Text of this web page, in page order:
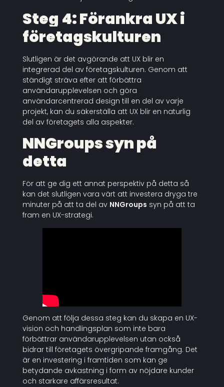
Steg 4: Förankra UX i
företagskulturen
Slutligen är det avgörande att UX blir en
integrerad del av företagskulturen. Genom att
ständigt sträva efter att förbättra
användarupplevelsen och göra
användarcentrerad design till en del av varje
projekt, kan du säkerställa att UX blir en naturlig
del av företagets alla aspekter.
NNGroups syn på
detta
För att ge dig ett annat perspektiv på detta så
kan det slutligen vara värt att investera dryga tre
minuter på att ta del av NNGroups syn på att ta
fram en UX-strategi.
Genom att följa dessa steg kan du skapa en UX-
vision och handlingsplan som inte bara
förbättrar användarupplevelsen utan också
bidrar till företagets övergripande framgång. Det
är en investering i framtiden som kan ge
betydande avkastning i form av nöjdare kunder
och starkare affärsresultat.